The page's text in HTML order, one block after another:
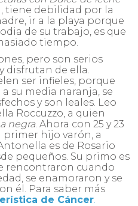
tiene debilidad por la
ir a la playa porque
de su trabajo, es que
tiempo.
pero son serios
disfrutan de ella.
ser infieles, porque
su media naranja, se
y son leales. Leo
Roccuzzo, a quien
negra. Ahora con 25 y 23
primer hijo varón, a
es de Rosario
pequeños. Su primo es
rencontraron cuando
se enamoraron y se
él. Para saber más
de Cáncer